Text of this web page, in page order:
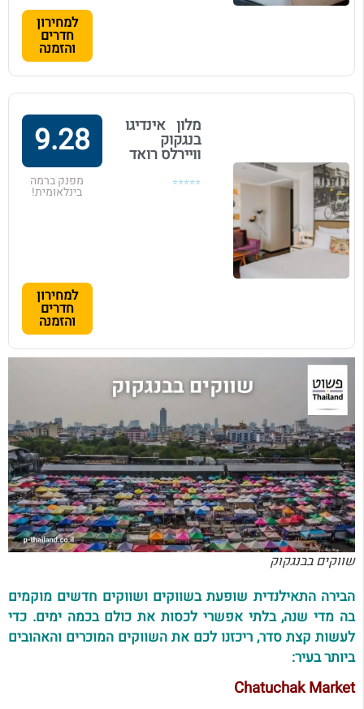
למחירון
חדרים
והזמנה
מלון אינדיגו
בנגקוק
וויירלס רואד
⭐⭐⭐⭐⭐
9.28
מפנק ברמה
בינלאומית!
למחירון
חדרים
והזמנה
שווקים בבנגקוק
הבירה התאילנדית שופעת בשווקים ושווקים חדשים מוקמים
בה מדי שנה, בלתי אפשרי לכסות את כולם בכמה ימים. כדי
לעשות קצת סדר, ריכזנו לכם את השווקים המוכרים והאהובים
ביותר בעיר:
Chatuchak Market